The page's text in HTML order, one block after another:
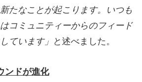
たなことが起こります。いつも
コミュニティーからのフィード
ています」
と述べました。
ンドが進化